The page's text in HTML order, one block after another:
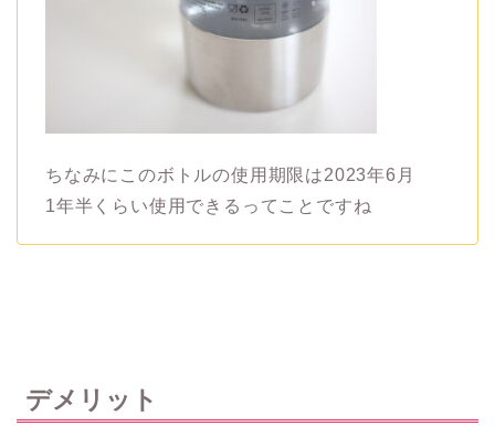
ちなみにこのボトルの使用期限は2023年6月
1年半くらい使用できるってことですね
デメリット